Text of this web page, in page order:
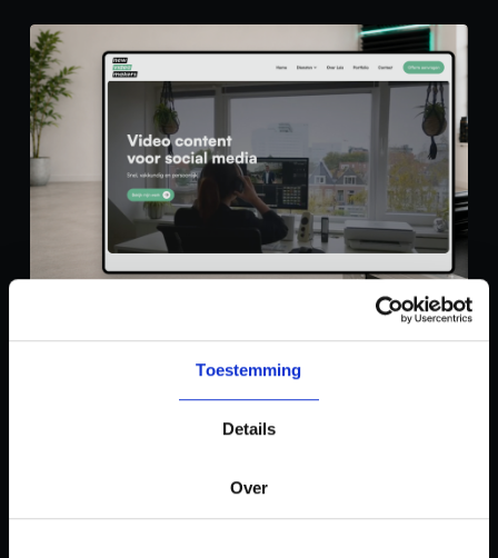
Toestemming
Details
Over
Video agency website ontworpen voor